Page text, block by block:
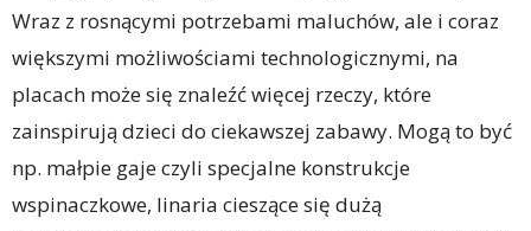
Wraz z rosnącymi potrzebami maluchów, ale i coraz
większymi możliwościami technologicznymi, na
placach może się znaleźć więcej rzeczy, które
zainspirują dzieci do ciekawszej zabawy. Mogą to być
np. małpie gaje czyli specjalne konstrukcje
wspinaczkowe, linaria cieszące się dużą